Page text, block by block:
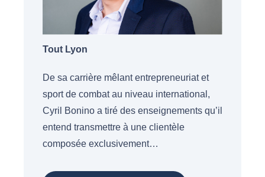
Tout Lyon
De sa carrière mêlant entrepreneuriat et
sport de combat au niveau international,
Cyril Bonino a tiré des enseignements qu’il
entend transmettre à une clientèle
composée exclusivement…